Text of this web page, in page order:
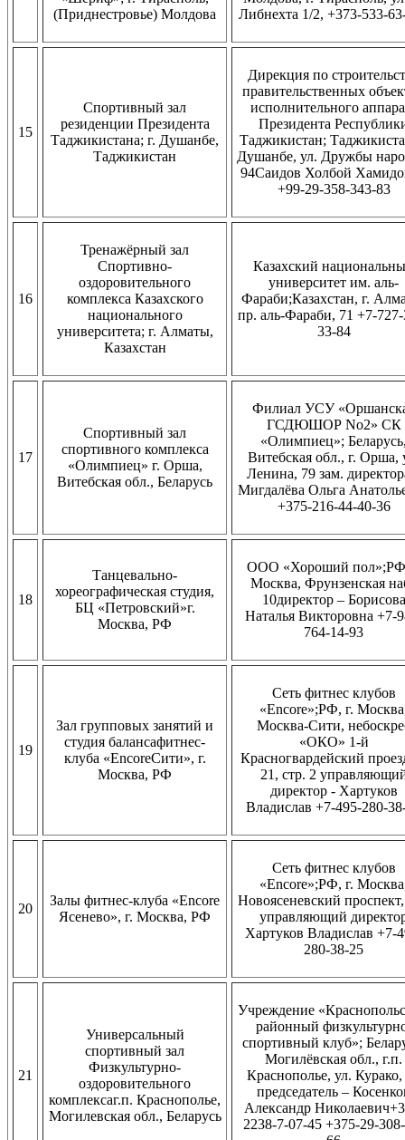
(Приднестровье) Молдова
Либнехта 1/2, +373-533-
15
Спортивный зал
резиденции Президента
Таджикистана; г. Душанбе,
Таджикистан
Дирекция по
правительственных
исполнительного
Президента
Таджикистан;
Душанбе, ул. Дружбы
94Саидов Холбой
+99-29-358-343-83
16
Тренажёрный зал
Спортивно-
оздоровительного
комплекса Казахского
национального
университета; г. Алматы,
Казахстан
Казахский
университет им. аль-
Фараби;Казахстан, г.
пр. аль-Фараби, 71 +7-
33-84
17
Спортивный зал
спортивного комплекса
«Олимпиец» г. Орша,
Витебская обл., Беларусь
Филиал УСУ
ГСДЮШОР No2» СК
«Олимпиец»;
Витебская обл., г. Орша,
Ленина, 79 зам.
Мигдалёва Ольга
+375-216-44-40-36
18
Танцевально-
хореографическая студия,
БЦ «Петровский»г.
Москва, РФ
ООО «Хороший
Москва, Фрунзенская
10директор – Борисова
Наталья Викторовна +7-
764-14-93
19
Зал групповых занятий и
студия балансафитнес-
клуба «EncoreСити», г.
Москва, РФ
Сеть фитнес клубов
«Encore»;РФ, г.
Москва-Сити,
«ОКО» 1-й
Красногвардейский
21, стр. 2
директор - Хартуков
Владислав +7-495-280-
20
Залы фитнес-клуба «Encore
Ясенево», г. Москва, РФ
Сеть фитнес клубов
«Encore»;РФ, г.
Новоясеневский
управляющий
Хартуков Владислав +7-
280-38-25
21
Универсальный
спортивный зал
Физкультурно-
оздоровительного
комплексаг.п. Краснополье,
Могилевская обл., Беларусь
Учреждение
районный
спортивный клуб»;
Могилёвская обл., г.п.
Краснополье, ул.
председатель –
Александр
2238-7-07-45 +375-29-